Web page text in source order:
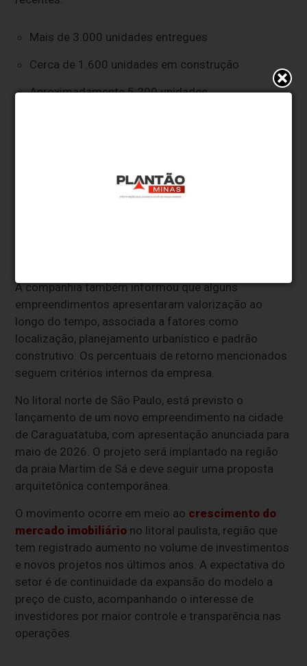
Mais de 3.000 unidades entregues
Cerca de 1.600 unidades em construção
Aproximadamente 5.200 unidades
De acordo com a direção, esses indicadores fazem
parte da estratégia de consolidação do modelo de
A companhia também informou que alguns
empreendimentos apresentaram valorização ao
longo do tempo, associada a fatores como
localização, planejamento urbanístico e padrão
construtivo. Os percentuais de retorno mencionados
seguem critérios internos da empresa.
No litoral norte de São Paulo, está previsto o
lançamento de um novo empreendimento na cidade
de Caraguatatuba, com apresentação anunciada para
maio de 2026. O projeto será implantado na região
da praia Martim de Sá e deve seguir uma proposta
arquitetônica contemporânea.
O movimento ocorre em meio ao crescimento do
mercado imobiliário no litoral paulista, região que
tem registrado aumento no volume de investimentos
e novos projetos nos últimos anos. A expectativa do
setor é de continuidade da expansão do modelo a
preço de custo, acompanhando o interesse de
investidores por maior controle e transparência nas
operações.